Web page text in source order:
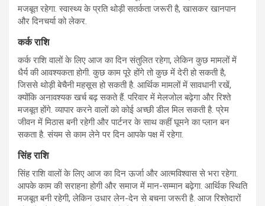
मजबूत रहेगा. स्वास्थ्य के प्रति थोड़ी सतर्कता जरूरी है, खासकर खानपान
और दिनचर्या को लेकर.
कर्क राशि
कर्क राशि वालों के लिए आज का दिन संतुलित रहेगा, लेकिन कुछ मामलों में
धैर्य की आवश्यकता होगी. कुछ काम पूरे होंगे तो कुछ में देरी हो सकती है,
जिससे थोड़ी बेचैनी महसूस हो सकती है. आर्थिक मामलों में सावधानी रखें,
क्योंकि अनावश्यक खर्च बढ़ सकते हैं. परिवार में मेलजोल बढ़ेगा और रिश्ते
मजबूत होंगे. व्यापार करने वालों को कोई अच्छी डील मिल सकती है. प्रेम
जीवन में मिठास बनी रहेगी और पार्टनर के साथ कहीं घूमने का प्लान बन
सकता है. संयम से काम लेने पर दिन आपके पक्ष में रहेगा.
सिंह राशि
सिंह राशि वालों के लिए आज का दिन ऊर्जा और आत्मविश्वास से भरा रहेगा.
आपके काम की सराहना होगी और समाज में मान-सम्मान बढ़ेगा. आर्थिक स्थिति
मजबूत बनी रहेगी, लेकिन उधार लेन-देन से बचना जरूरी है. आज रिश्तेदारों